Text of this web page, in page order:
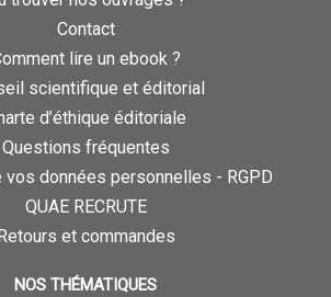
Contact
lire un ebook ?
scientifique et éditorial
d’éthique éditoriale
Questions fréquentes
vos données personnelles - RGPD
QUAE RECRUTE
et commandes
NOS THÉMATIQUES